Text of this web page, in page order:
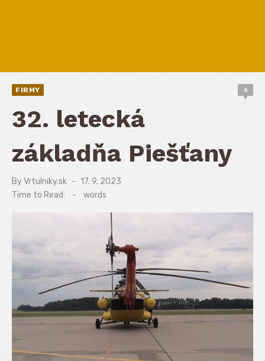
FIRMY 4
32. letecká
základňa Piešťany
ByVrtulniky.sk
Posted
on
17. 9. 2023
Time to Read:
- words